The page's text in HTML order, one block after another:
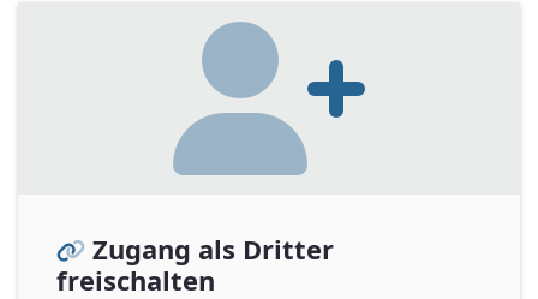
Zugang als Dritter
freischalten